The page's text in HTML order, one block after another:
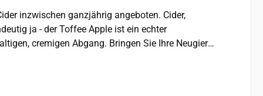
ja - der Toffee Apple ist ein echter